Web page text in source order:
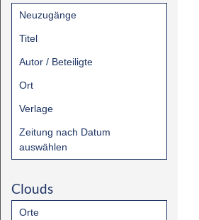
Neuzugänge
Titel
Autor / Beteiligte
Ort
Verlage
Zeitung nach Datum
auswählen
Clouds
Orte